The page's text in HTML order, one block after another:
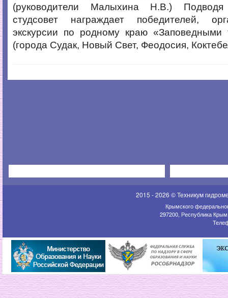
(руководители Малыхина Н.В.)
студсовет награждает победителей,
экскурсии по родному краю
(города Судак, Новый Свет, Феодосия,
2015 - 2026 © Техникум
Крымского
297200, Республика